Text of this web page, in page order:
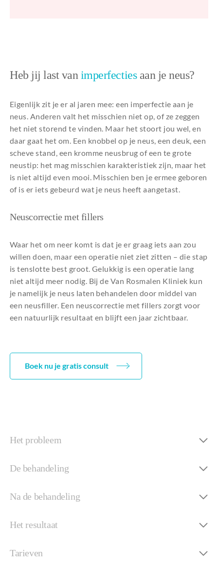
Heb jij last van imperfectiesaan je neus?
Eigenlijk zit je er al jaren mee: een imperfectie aan je
neus. Anderen valt het misschien niet op, of ze zeggen
het niet storend te vinden. Maar het stoort jou wel, en
daar gaat het om. Een knobbel op je neus, een deuk, een
scheve stand, een kromme neusbrug of een te grote
neustip: het mag misschien karakteristiek zijn, maar het
is niet altijd even mooi. Misschien ben je ermee geboren
of is er iets gebeurd wat je neus heeft aangetast.
Neuscorrectie met fillers
Waar het om neer komt is dat je er graag iets aan zou
willen doen, maar een operatie niet ziet zitten – die stap
is tenslotte best groot. Gelukkig is een operatie lang
niet altijd meer nodig. Bij de Van Rosmalen Kliniek kun
je namelijk je neus laten behandelen door middel van
een neusfiller. Een neuscorrectie met fillers zorgt voor
een natuurlijk resultaat en blijft een jaar zichtbaar.
Boek nu je gratis consult
Het probleem
De behandeling
Na de behandeling
Het resultaat
Tarieven